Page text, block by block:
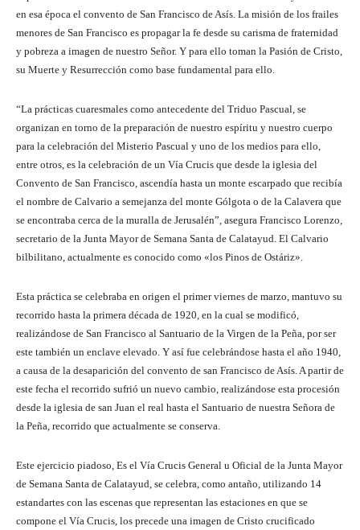
en esa época el convento de San Francisco de Asís. La misión de los frailes
menores de San Francisco es propagar la fe desde su carisma de fraternidad
y pobreza a imagen de nuestro Señor. Y para ello toman la Pasión de Cristo,
su Muerte y Resurrección como base fundamental para ello.
“La prácticas cuaresmales como antecedente del Triduo Pascual, se
organizan en torno de la preparación de nuestro espíritu y nuestro cuerpo
para la celebración del Misterio Pascual y uno de los medios para ello,
entre otros, es la celebración de un Vía Crucis que desde la iglesia del
Convento de San Francisco, ascendía hasta un monte escarpado que recibía
el nombre de Calvario a semejanza del monte Gólgota o de la Calavera que
se encontraba cerca de la muralla de Jerusalén”, asegura Francisco Lorenzo,
secretario de la Junta Mayor de Semana Santa de Calatayud. El Calvario
bilbilitano, actualmente es conocido como «los Pinos de Ostáriz».
Esta práctica se celebraba en origen el primer viernes de marzo, mantuvo su
recorrido hasta la primera década de 1920, en la cual se modificó,
realizándose de San Francisco al Santuario de la Virgen de la Peña, por ser
este también un enclave elevado. Y así fue celebrándose hasta el año 1940,
a causa de la desaparición del convento de san Francisco de Asís. A partir de
este fecha el recorrido sufrió un nuevo cambio, realizándose esta procesión
desde la iglesia de san Juan el real hasta el Santuario de nuestra Señora de
la Peña, recorrido que actualmente se conserva.
Este ejercicio piadoso, Es el Vía Crucis General u Oficial de la Junta Mayor
de Semana Santa de Calatayud, se celebra, como antaño, utilizando 14
estandartes con las escenas que representan las estaciones en que se
compone el Vía Crucis, los precede una imagen de Cristo crucificado